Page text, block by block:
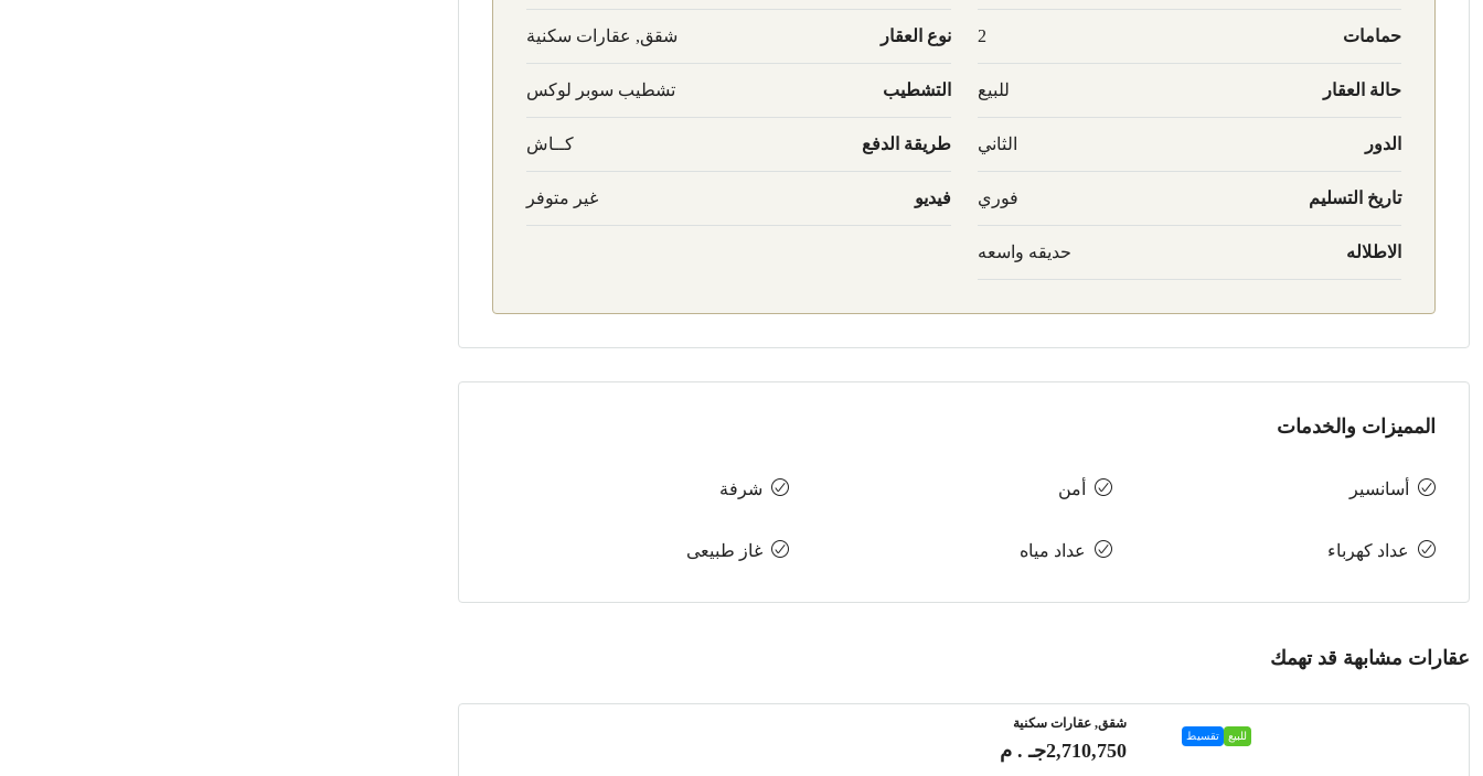
حمامات 2 نوع العقار شقق, عقارات سكنية
حالة العقار للبيع التشطيب تشطيب سوبر لوكس
الدور الثاني طريقة الدفع كــاش
تاريخ التسليم فوري فيديو غير متوفر
الاطلاله حديقه واسعه
المميزات والخدمات
أسانسير أمن شرفة
عداد كهرباء عداد مياه غاز طبيعى
عقارات مشابهة قد تهمك
للبيع تقسيط
شقق, عقارات سكنية
2,710,750جـ . م